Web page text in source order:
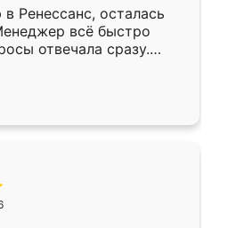
Ренессанс, осталась
всё быстро
отвечала сразу.
субботу, подошёл к
Собрали
аккуратно, даже